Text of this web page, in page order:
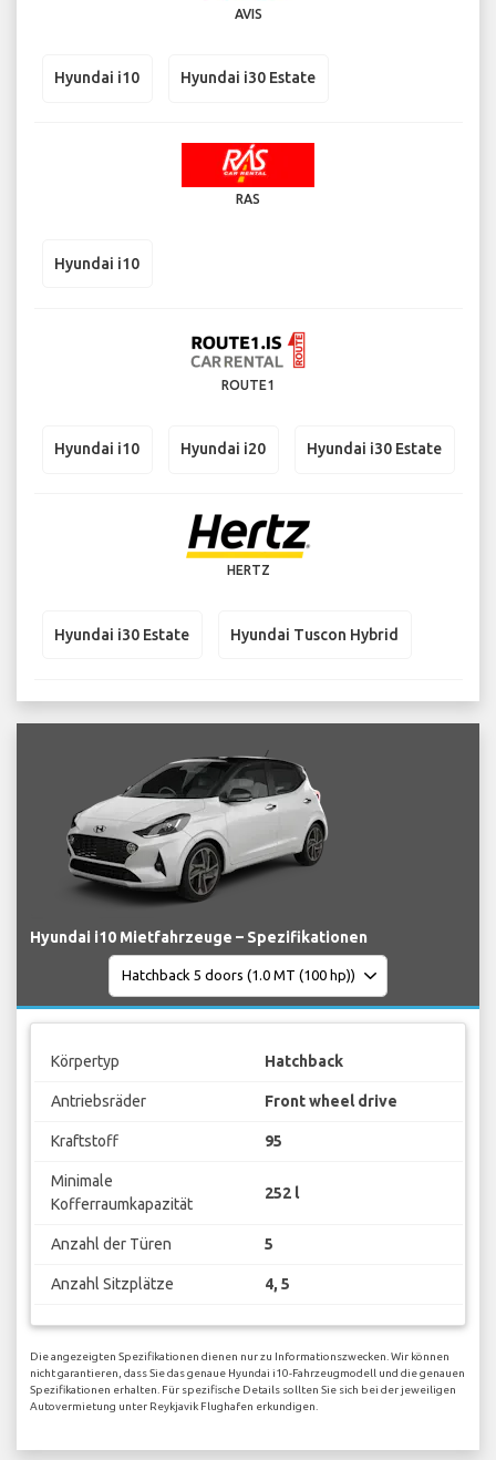
AVIS
Hyundai i10 Hyundai i30 Estate
RAS
Hyundai i10
ROUTE1
Hyundai i10 Hyundai i20 Hyundai i30 Estate
HERTZ
Hyundai i30 Estate Hyundai Tuscon Hybrid
Hyundai i10 Mietfahrzeuge – Spezifikationen
Körpertyp Hatchback
Antriebsräder Front wheel drive
Kraftstoff 95
Minimale
Kofferraumkapazität
252 l
Anzahl der Türen 5
Anzahl Sitzplätze 4, 5
Die angezeigten Spezifikationen dienen nur zu Informationszwecken. Wir können
nicht garantieren, dass Sie das genaue Hyundai i10-Fahrzeugmodell und die genauen
Spezifikationen erhalten. Für spezifische Details sollten Sie sich bei der jeweiligen
Autovermietung unter Reykjavik Flughafen erkundigen.